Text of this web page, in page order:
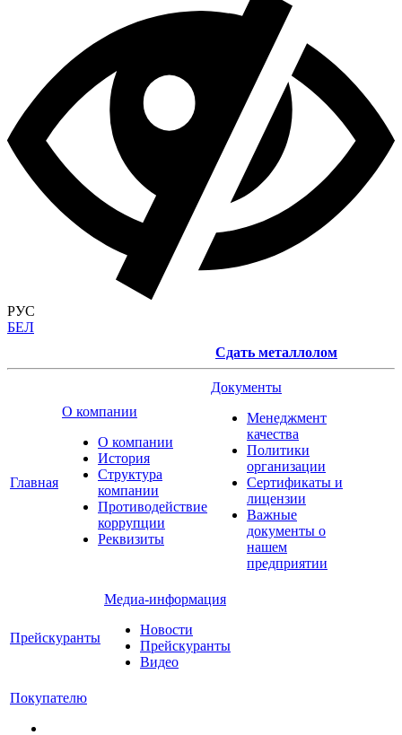
РУС
БЕЛ
Сдать металлолом
Главная
О компании
О компании
История
Структура
компании
Противодействие
коррупции
Реквизиты
Документы
Менеджмент
качества
Политики
организации
Сертификаты и
лицензии
Важные
документы о
нашем
предприятии
Прейскуранты
Медиа-информация
Новости
Прейскуранты
Видео
Покупателю